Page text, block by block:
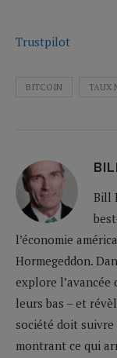
Trustpilot
BITCOIN TAUX
Bill
l’économie
Hormegeddon.
explore l’avancée
leurs bas – et
société doit
montrant ce qui